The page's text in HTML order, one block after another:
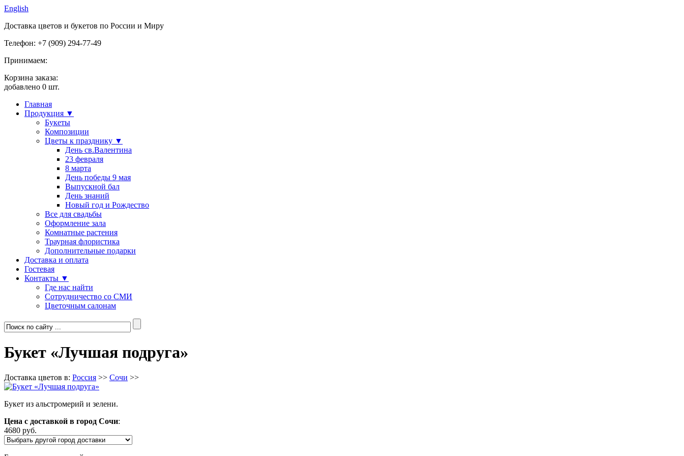
English
Доставка цветов и букетов по России и Миру
Телефон: +7 (909) 294-77-49
Принимаем:
Корзина заказа:
добавлено 0 шт.
Главная
Продукция ▼
Букеты
Композиции
Цветы к празднику ▼
День св.Валентина
23 февраля
8 марта
День победы 9 мая
Выпускной бал
День знаний
Новый год и Рождество
Все для свадьбы
Оформление зала
Комнатные растения
Траурная флористика
Дополнительные подарки
Доставка и оплата
Гостевая
Контакты ▼
Где нас найти
Сотрудничество со СМИ
Цветочным салонам
Букет «Лучшая подруга»
Доставка цветов в: Россия >> Сочи >>
Букет из альстромерий и зелени.
Цена с доставкой в город Сочи:
4680 руб.